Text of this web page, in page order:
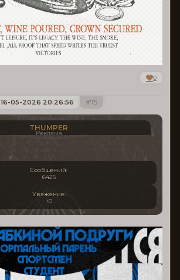
0
75
16-05-2026 20:26:56
THUMPER
Реклама
Сообщений:
6425
Уважение:
+0